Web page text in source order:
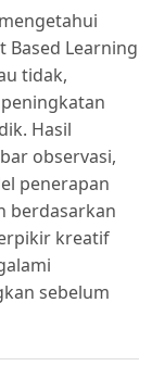
Based Learning
tidak,
Hasil
observasi,
penerapan
berdasarkan
kreatif
sebelum